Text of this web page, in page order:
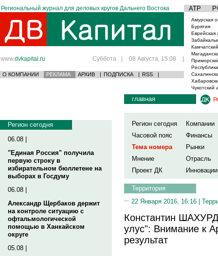
Региональный журнал для деловых кругов Дальнего Востока АТР
www.dvkapital.ru Суббота | 08 Августа, 15:08 |
О КОМПАНИИ РЕКЛАМА АРХИВ | ПОДПИСКА | RSS |
Амурская
Бурятия
Еврейская
Чукотский
Регион сегодня
06.08 |
"Единая Россия" получила
первую строку в
избирательном бюллетене на
выборах в Госдуму
06.08 |
Александр Щербаков держит
на контроле ситуацию с
офтальмологической
помощью в Ханкайском
округе
05.08 |
главная
Регион сегодня
Компании
Часовой пояс
Финансы
Тема номера
Рынки
Мнение
Отрасль
Проект ДК
Инновации
Территория
22 Января 2016, 16:16 |
Константин
улус": Внимание к
результат